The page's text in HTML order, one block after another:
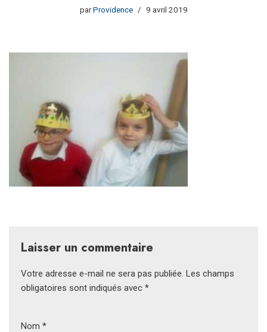
parProvidence 9 avril 2019
Laisser un commentaire
Votre adresse e-mail ne sera pas publiée. Les champs
obligatoires sont indiqués avec *
Nom *